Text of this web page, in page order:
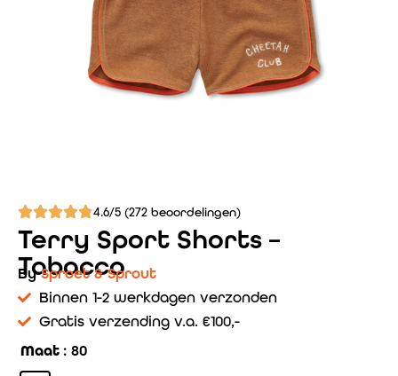
4.6/5 (272 beoordelingen)
Terry Sport Shorts –
Tabacco
BySproet & Sprout
Binnen 1-2 werkdagen verzonden
Gratis verzending v.a. €100,-
Maat : 80